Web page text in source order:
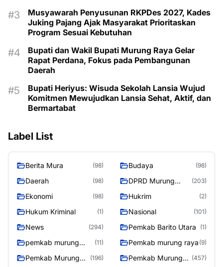
Musyawarah Penyusunan RKPDes 2027, Kades
Juking Pajang Ajak Masyarakat Prioritaskan
Program Sesuai Kebutuhan
Bupati dan Wakil Bupati Murung Raya Gelar
Rapat Perdana, Fokus pada Pembangunan
Daerah
Bupati Heriyus: Wisuda Sekolah Lansia Wujud
Komitmen Mewujudkan Lansia Sehat, Aktif, dan
Bermartabat
Label List
Berita Mura (98) Budaya (98)
Daerah (98)
DPRD Murung
(203)
Ekonomi (98) Hukrim (2)
Hukum Kriminal (1) Nasional (101)
News (294) Pemkab Barito Utara (1)
pemkab murung
(11) Pemkab murung raya (9)
Pemkab Murung
(196)
Pemkab Murung
(457)